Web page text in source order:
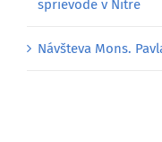
Josipovské slamené